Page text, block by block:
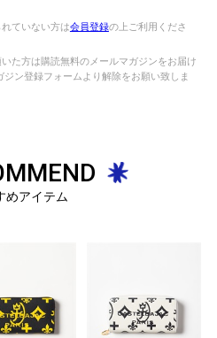
ていない方は会員登録の上ご利用くださ
た方は購読無料のメールマガジンをお届け
ン登録フォームより解除をお願い致しま
めアイテム